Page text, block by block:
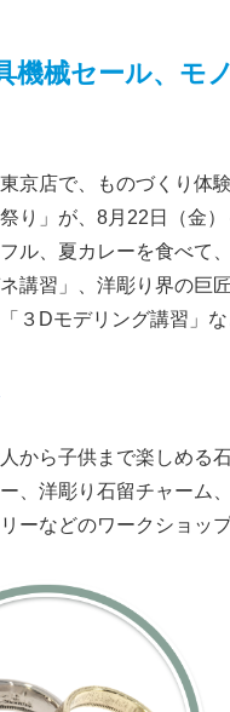
機械セール、モ
京店で、ものづくり体
祭り」が、8月22日（金
ル、夏カレーを食べて
講習」、洋彫り界の巨
３Dモデリング講習」
から子供まで楽しめる
、洋彫り石留チャーム
ーなどのワークショッ